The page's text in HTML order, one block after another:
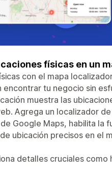
físicas en un
con el mapa
tu negocio sin
muestra las
Agrega un localizador
Google Maps, habilita la
ubicación precisos en el
detalles cruciales como